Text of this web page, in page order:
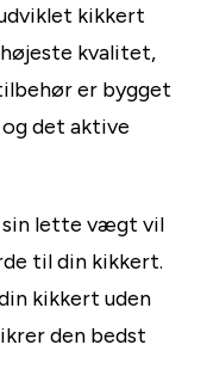
kikkert
kvalitet,
er bygget
det aktive
sin lette vægt vil
til din kikkert.
kikkert uden
den bedst